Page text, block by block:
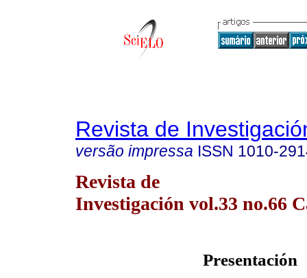
Revista de
versão impressa ISSN 1010-
Revista de
Investigación vol.33 no.66
Presentación